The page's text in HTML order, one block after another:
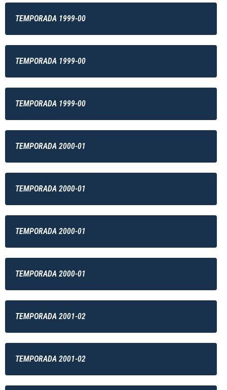
TEMPORADA 1999-00
TEMPORADA 1999-00
TEMPORADA 1999-00
TEMPORADA 2000-01
TEMPORADA 2000-01
TEMPORADA 2000-01
TEMPORADA 2000-01
TEMPORADA 2001-02
TEMPORADA 2001-02